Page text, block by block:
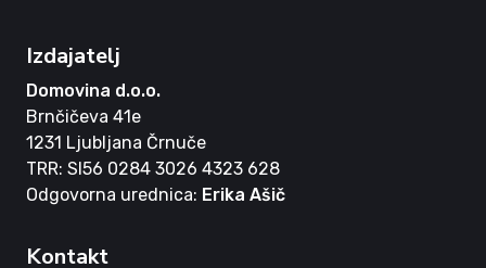
Izdajatelj
Domovina d.o.o.
Brnčičeva 41e
1231 Ljubljana Črnuče
TRR: SI56 0284 3026 4323 628
Odgovorna urednica: Erika Ašič
Kontakt